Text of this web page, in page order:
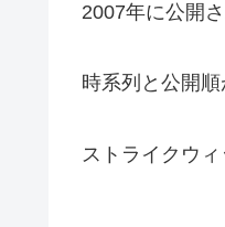
2007年に公開
時系列と公開順
ストライクウ